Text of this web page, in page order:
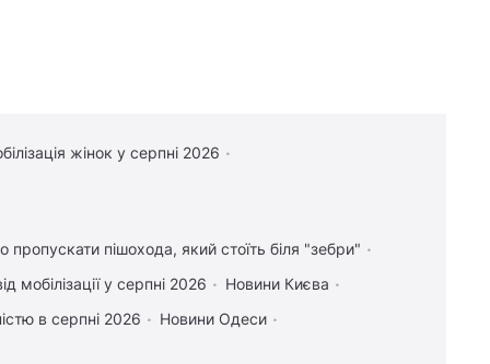
жінок у серпні 2026
пропускати пішохода, який стоїть біля "зебри"
мобілізації у серпні 2026
Новини Києва
в серпні 2026
Новини Одеси